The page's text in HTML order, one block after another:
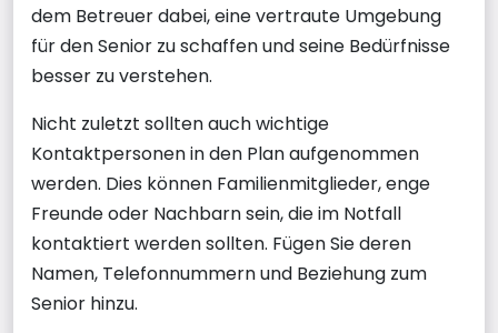
dem Betreuer dabei, eine vertraute Umgebung
für den Senior zu schaffen und seine Bedürfnisse
besser zu verstehen.
Nicht zuletzt sollten auch wichtige
Kontaktpersonen in den Plan aufgenommen
werden. Dies können Familienmitglieder, enge
Freunde oder Nachbarn sein, die im Notfall
kontaktiert werden sollten. Fügen Sie deren
Namen, Telefonnummern und Beziehung zum
Senior hinzu.